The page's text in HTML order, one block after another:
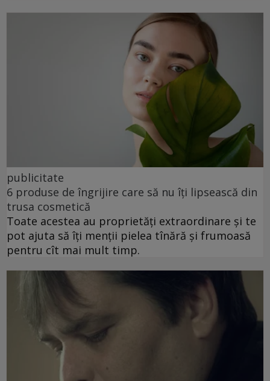
publicitate
6 produse de îngrijire care să nu îți lipsească din
trusa cosmetică
Toate acestea au proprietăți extraordinare și te
pot ajuta să îți menții pielea tînără și frumoasă
pentru cît mai mult timp.